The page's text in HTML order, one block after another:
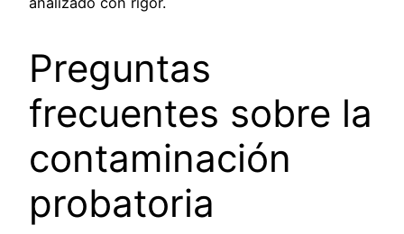
Preguntas
frecuentes sobre la
contaminación
probatoria